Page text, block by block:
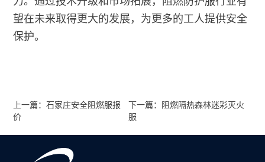
望在未来取得更大的发展，为更多的工人提供安全
保护。
上一篇：石家庄安全阻燃服报
价
下一篇：阻燃隔热森林迷彩灭火
服